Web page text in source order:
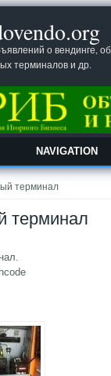
о вендинге,
терминалов и др.
NAVIGATION
терминал
терминал